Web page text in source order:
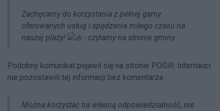
Zachęcamy do korzystania z pełnej gamy
oferowanych usług i spędzenia miłego czasu na
naszej plaży!
- czytamy na stronie gminy.
Podobny komunikat pojawił się na stronie POSiR. Internauci
nie pozostawili tej informacji bez komentarza.
Można korzystać na własną odpowiedzialność, nie